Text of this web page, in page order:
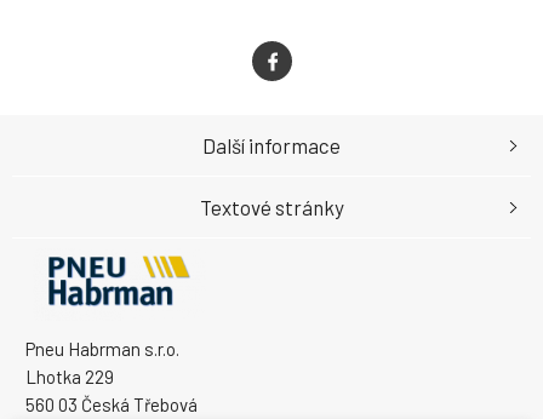
Pneu Habrman s.r.o.
Lhotka 229
560 03 Česká Třebová
Další informace
Textové stránky